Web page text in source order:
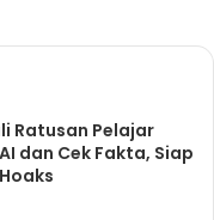
Ratusan Pelajar
dan Cek Fakta, Siap